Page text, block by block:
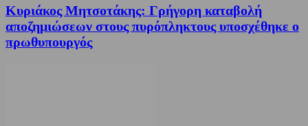
Κυριάκος Μητσοτάκης: Γρήγορη καταβολή
αποζημιώσεων στους πυρόπληκτους υποσχέθηκε ο
πρωθυπουργός